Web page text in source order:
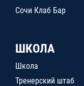
Сочи Клаб Бар
ШКОЛА
Школа
Тренерский штаб